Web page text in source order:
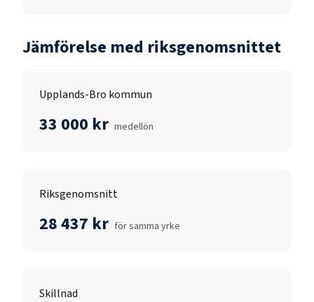
Jämförelse med riksgenomsnittet
Upplands-Bro kommun
33 000 kr medellön
Riksgenomsnitt
28 437 kr för samma yrke
Skillnad